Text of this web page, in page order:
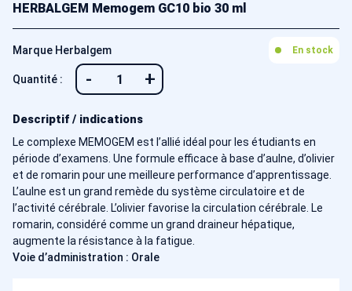
HERBALGEM Memogem GC10 bio 30 ml
Marque Herbalgem En stock
Quantité : - +
Descriptif / indications
Le complexe MEMOGEM est l’allié idéal pour les étudiants en
période d’examens. Une formule efficace à base d’aulne, d’olivier
et de romarin pour une meilleure performance d’apprentissage.
L’aulne est un grand remède du système circulatoire et de
l’activité cérébrale. L’olivier favorise la circulation cérébrale. Le
romarin, considéré comme un grand draineur hépatique,
augmente la résistance à la fatigue.
Voie d’administration : Orale